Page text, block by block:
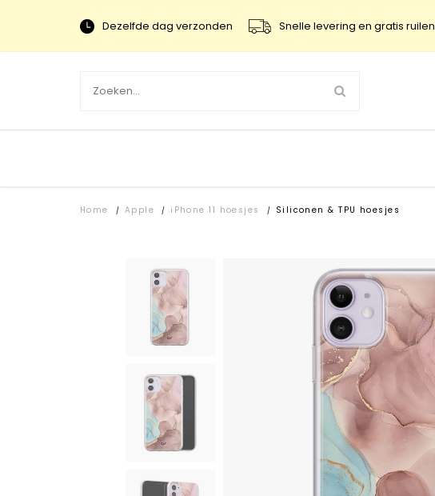
Dezelfde dag verzonden Snelle levering en gratis ruilen
Home / Apple / iPhone 11 hoesjes / Siliconen & TPU hoesjes